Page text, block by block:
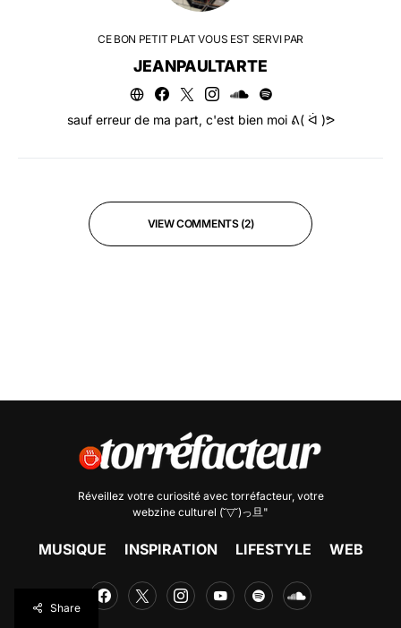
CE BON PETIT PLAT VOUS EST SERVI PAR
JEANPAULTARTE
sauf erreur de ma part, c'est bien moi ᕕ( ᐛ )ᕗ
VIEW COMMENTS (2)
Réveillez votre curiosité avec torréfacteur, votre
webzine culturel (˘▽˘)っ旦"
MUSIQUE INSPIRATION LIFESTYLE WEB
Share